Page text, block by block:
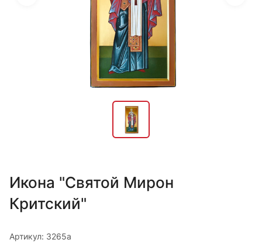
Икона "Святой Мирон
Критский"
Артикул: 3265а